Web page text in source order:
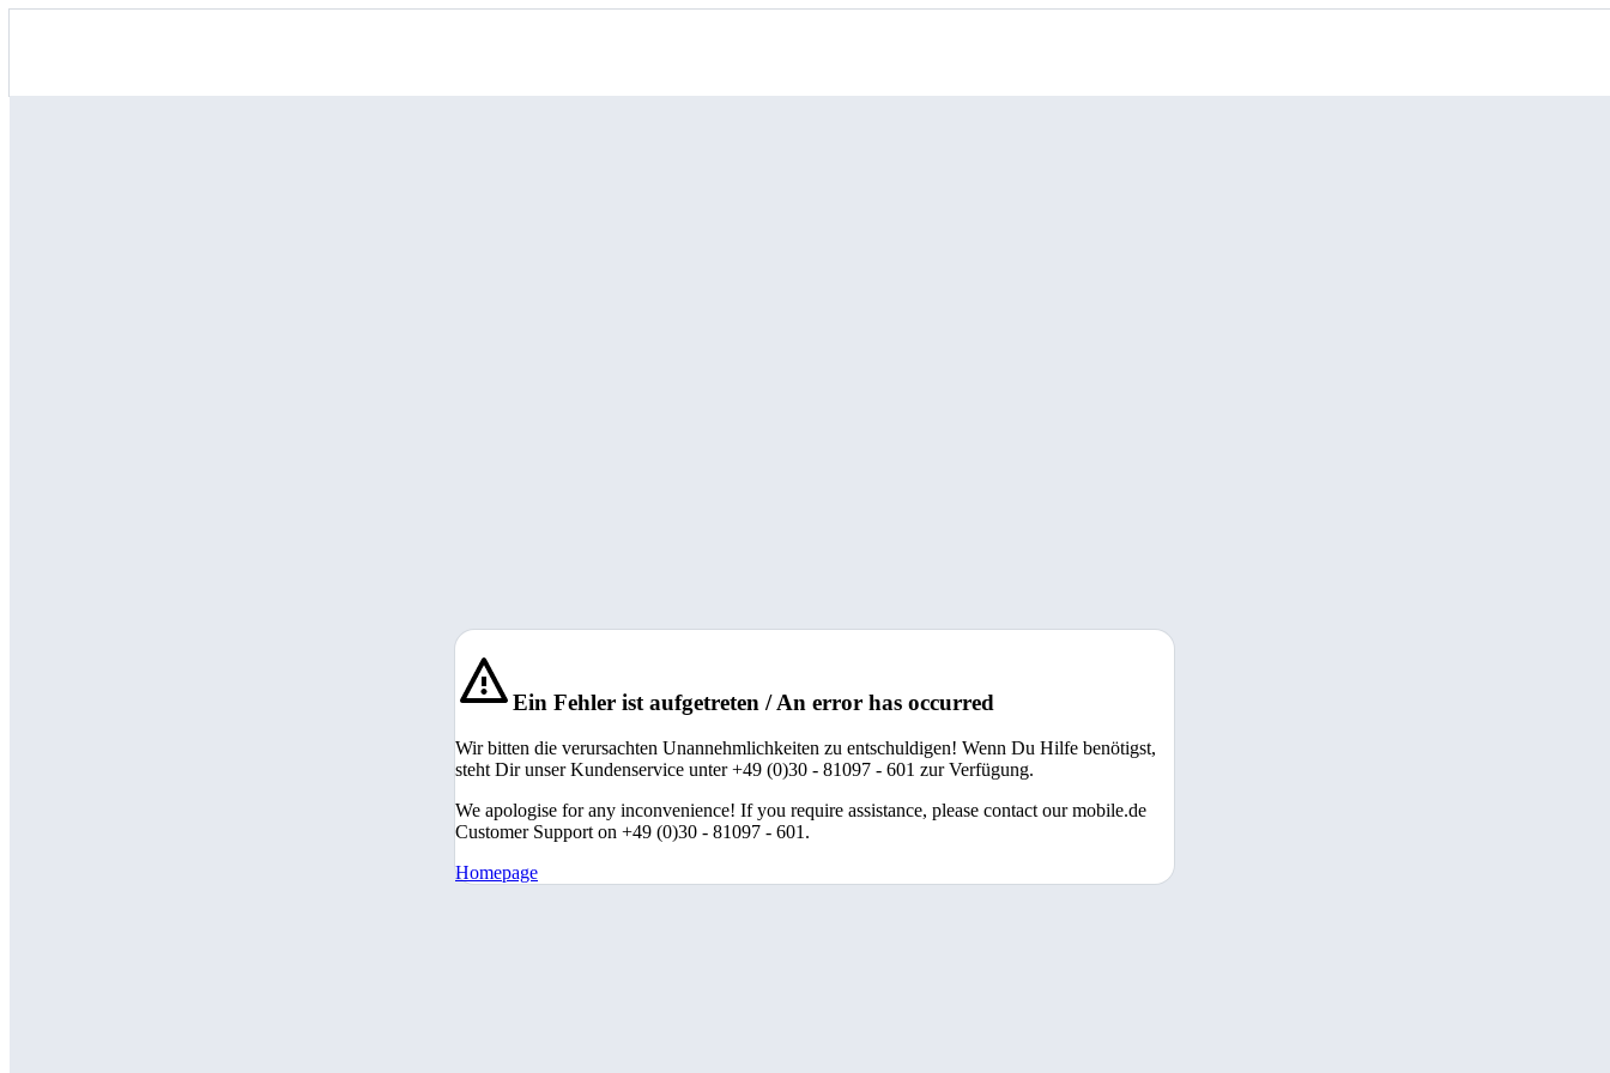
Ein Fehler ist aufgetreten / An error has occurred
Wir bitten die verursachten Unannehmlichkeiten zu entschuldigen! Wenn Du Hilfe benötigst,
steht Dir unser Kundenservice unter +49 (0)30 - 81097 - 601 zur Verfügung.
We apologise for any inconvenience! If you require assistance, please contact our mobile.de
Customer Support on +49 (0)30 - 81097 - 601.
Homepage